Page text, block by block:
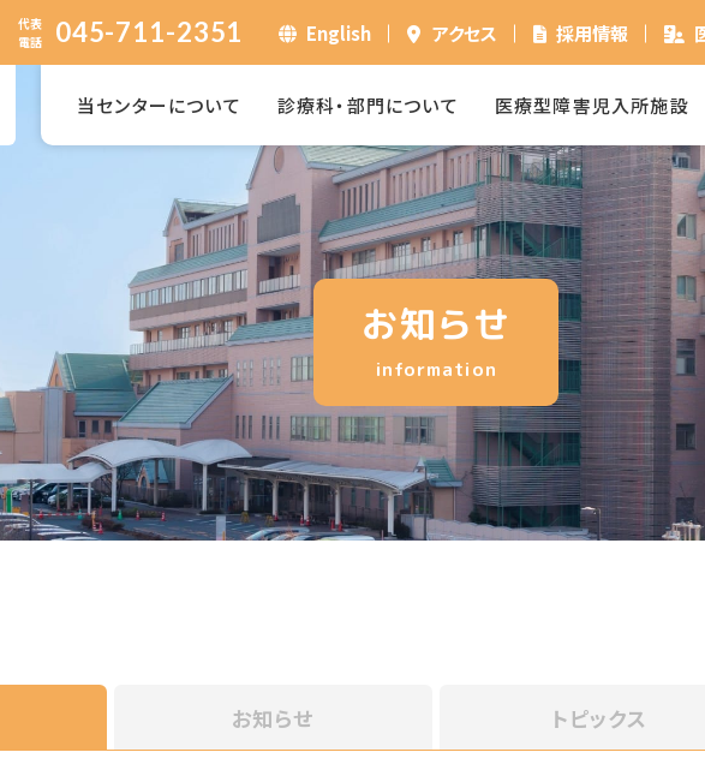
代表
電話
045-711-2351 English アクセス 採用情報
当センターについて 診療科・部門について 医療型障害児入所施設
お知らせ
information
お知らせ トピックス